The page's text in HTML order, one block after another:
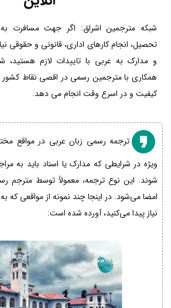
شبکه مترجمین اشراق: اگر جهت مسافرت
تحصیل، انجام کارهای اداری، قانونی و حقوقی
و مدارک به عربی با تاییدات لازم هستید،
همکاری با مترجمین رسمی در اقصی نقاط کشور
کیفیت و در اسرع وقت انجام می دهد.
ترجمه رسمی زبان عربی در مواقع
ویژه در شرایطی که مدارک یا اسناد باید به
شوند. این نوع ترجمه، معمولاً توسط مترجم
امضا می‌شود. در اینجا چند نمونه از مواقعی که
نیاز پیدا می‌کنید، آورده شده است: